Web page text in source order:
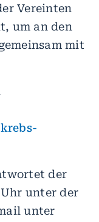
Vereinten
um an den
mit
der
unter der
unter